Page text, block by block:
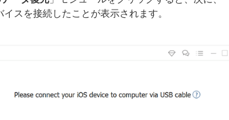
イスを接続したことが表示されます。